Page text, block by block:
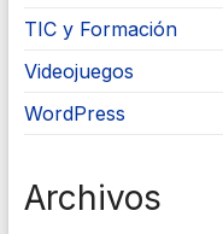
TIC y Formación
Videojuegos
WordPress
Archivos